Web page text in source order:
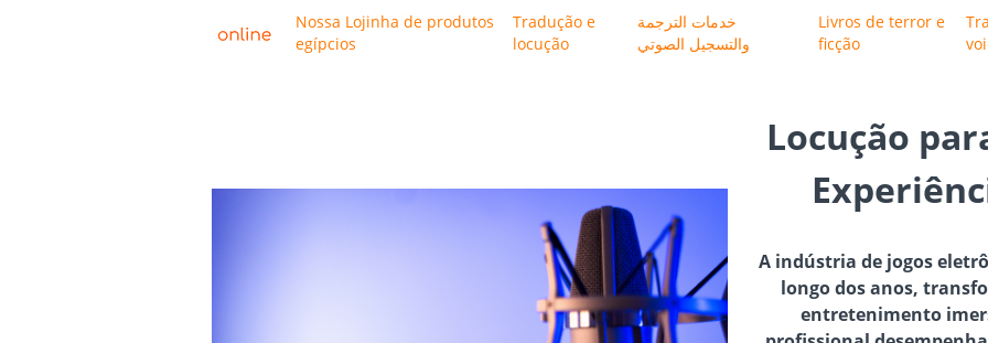
Nossa Lojinha de produtos
egípcios
Tradução e
locução
خدمات الترجمة
والتسجيل الصوتي
Livros de terror e
ficção
Locução
A indústria de jogos
longo dos anos,
entretenimento